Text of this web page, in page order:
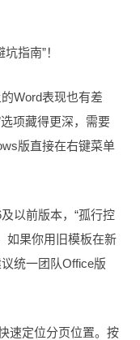
指南”！
Word表现也有差
项藏得更深，需要
版直接在右键菜单
以前版本，“孤行控
如果你用旧模板在新
统一团队Office版
速定位分页位置。按